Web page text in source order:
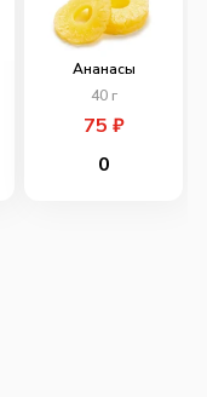
Ананасы
40г
75 ₽
0